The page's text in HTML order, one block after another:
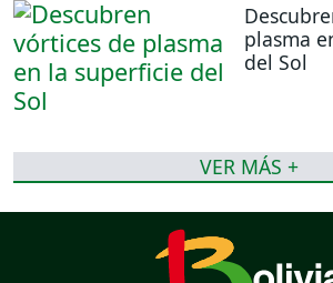
plasma
del Sol
VER MÁS +